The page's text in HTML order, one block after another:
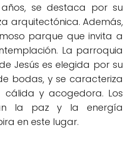
se destaca por su
arquitectónica. Además,
parque que invita a
La parroquia
Jesús es elegida por su
bodas, y se caracteriza
y acogedora. Los
la paz y la energía
en este lugar.